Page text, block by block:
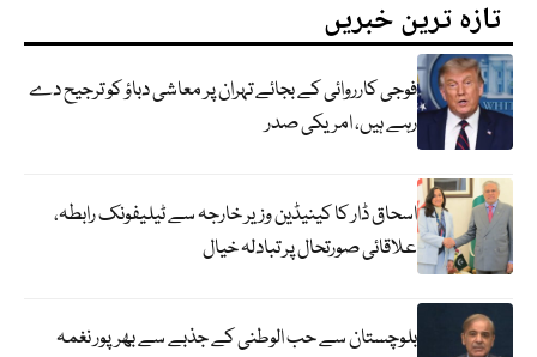
تازہ ترین خبریں
فوجی کارروائی کے بجائے تہران پر معاشی دباؤ کو ترجیح دے
رہے ہیں، امریکی صدر
اسحاق ڈار کا کینیڈین وزیر خارجہ سے ٹیلیفونک رابطہ،
علاقائی صورتحال پر تبادلہ خیال
بلوچستان سے حب الوطنی کے جذبے سے بھرپور نغمہ